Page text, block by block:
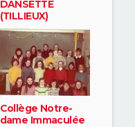
DANSETTE
(TILLIEUX)
Collège Notre-
dame Immaculée